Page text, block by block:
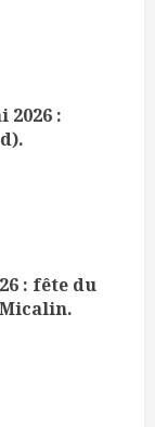
2026 :
: fête du